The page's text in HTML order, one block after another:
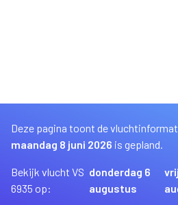
Deze pagina toont de
maandag 8 juni 2026 is gepland.
Bekijk vlucht VS
6935 op:
donderdag 6
augustus